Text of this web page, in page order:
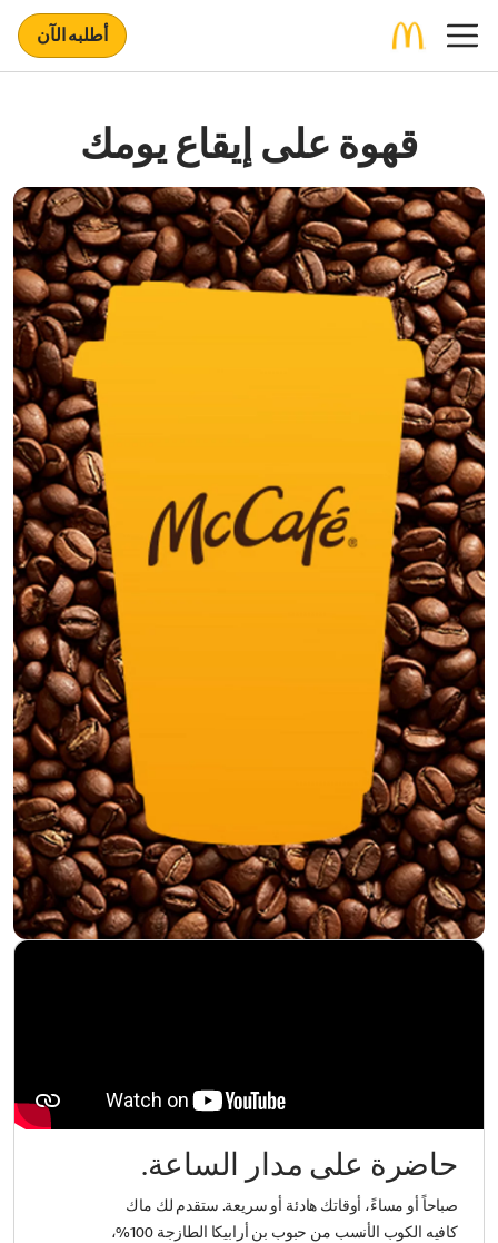
أطلبه الآن
قهوة على إيقاع يومك
حاضرة على مدار الساعة.
صباحاً أو مساءً، أوقاتك هادئة أو سريعة. ستقدم لك ماك
كافيه الكوب الأنسب من حبوب بن أرابيكا الطازجة 100%،